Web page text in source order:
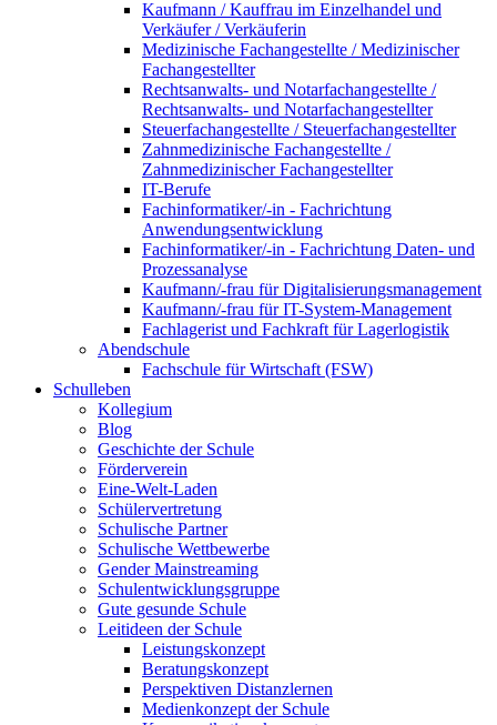
Kaufmann / Kauffrau im Einzelhandel und
Verkäufer / Verkäuferin
Medizinische Fachangestellte / Medizinischer
Fachangestellter
Rechtsanwalts- und Notarfachangestellte /
Rechtsanwalts- und Notarfachangestellter
Steuerfachangestellte / Steuerfachangestellter
Zahnmedizinische Fachangestellte /
Zahnmedizinischer Fachangestellter
IT-Berufe
Fachinformatiker/-in - Fachrichtung
Anwendungsentwicklung
Fachinformatiker/-in - Fachrichtung Daten- und
Prozessanalyse
Kaufmann/-frau für Digitalisierungsmanagement
Kaufmann/-frau für IT-System-Management
Fachlagerist und Fachkraft für Lagerlogistik
Abendschule
Fachschule für Wirtschaft (FSW)
Schulleben
Kollegium
Blog
Geschichte der Schule
Förderverein
Eine-Welt-Laden
Schülervertretung
Schulische Partner
Schulische Wettbewerbe
Gender Mainstreaming
Schulentwicklungsgruppe
Gute gesunde Schule
Leitideen der Schule
Leistungskonzept
Beratungskonzept
Perspektiven Distanzlernen
Medienkonzept der Schule